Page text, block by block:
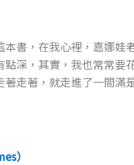
書，在我心裡，嘉娜娃
深，其實，我也常常要
走著，就走進了一間滿
）